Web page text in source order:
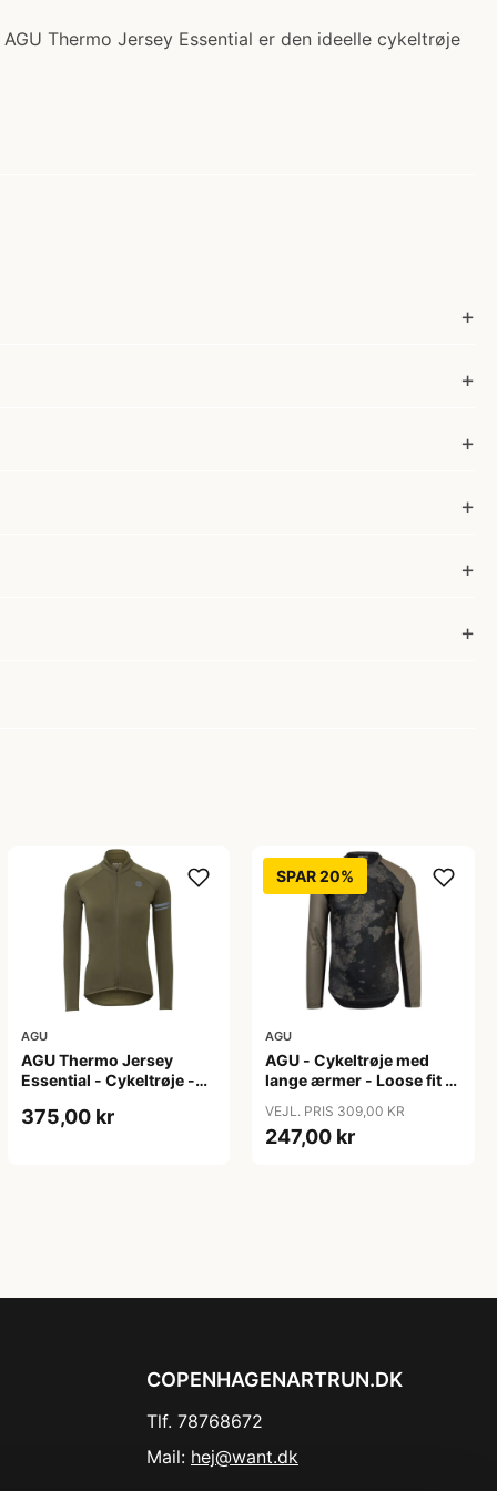
Thermo Jersey Essential er den ideelle cykeltrøje
AGU
AGU Thermo Jersey
Essential - Cykeltrøje -
XXL
375,00 kr
SPAR 20%
AGU
AGU - Cykeltrøje med
lange ærmer - Loose fit -
VEJL. PRIS 309,00 KR
247,00 kr
COPENHAGENARTRUN.DK
Tlf. 78768672
Mail: hej@want.dk